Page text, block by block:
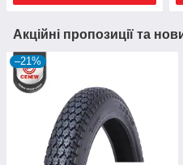
Акційні пропозиції та
–21%